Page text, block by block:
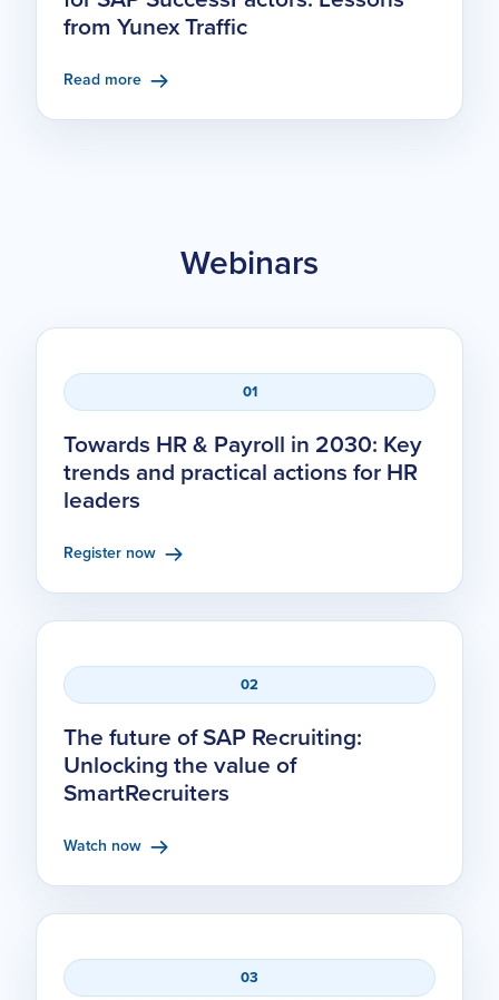
from Yunex Traffic
Read more
Webinars
01
Towards HR & Payroll in 2030: Key
trends and practical actions for HR
leaders
Register now
02
The future of SAP Recruiting:
Unlocking the value of
SmartRecruiters
Watch now
03